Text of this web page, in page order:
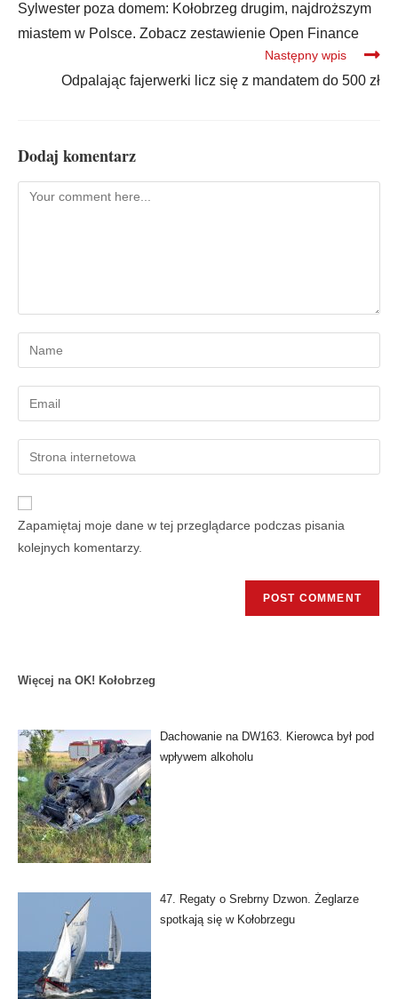
Sylwester poza domem: Kołobrzeg drugim, najdroższym
miastem w Polsce. Zobacz zestawienie Open Finance
Następny wpis
Odpalając fajerwerki licz się z mandatem do 500 zł
Dodaj komentarz
Zapamiętaj moje dane w tej przeglądarce podczas pisania
kolejnych komentarzy.
Więcej na OK! Kołobrzeg
Dachowanie na DW163. Kierowca był pod
wpływem alkoholu
47. Regaty o Srebrny Dzwon. Żeglarze
spotkają się w Kołobrzegu